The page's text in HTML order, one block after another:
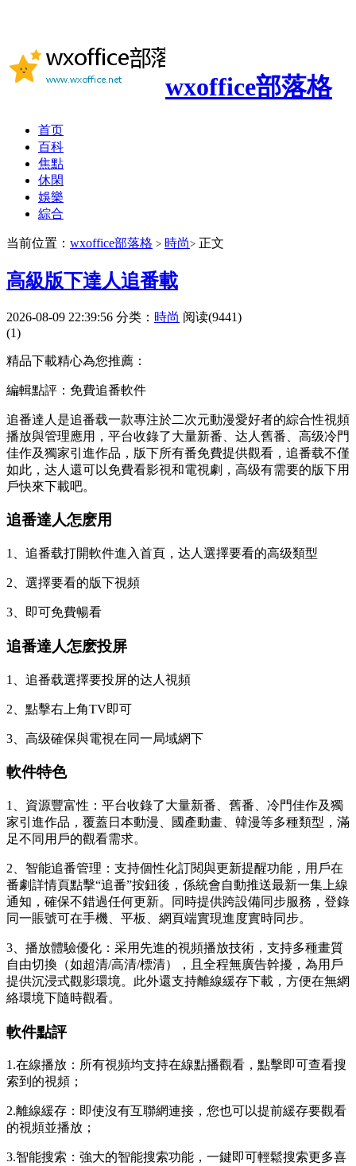
wxoffice部落格
首页
百科
焦點
休閑
娛樂
綜合
当前位置： wxoffice部落格 > 時尚> 正文
高級版下達人追番載
2026-08-09 22:39:56 分类： 時尚 阅读(9441)
(1)
精品下載精心為您推薦：
編輯點評：免費追番軟件
追番達人是追番载一款專注於二次元動漫愛好者的綜合性視頻
播放與管理應用，平台收錄了大量新番、达人舊番、高级冷門
佳作及獨家引進作品，版下所有番免費提供觀看，追番载不僅
如此，达人還可以免費看影視和電視劇，高级有需要的版下用
戶快來下載吧。
追番達人怎麽用
1、追番载打開軟件進入首頁，达人選擇要看的高级類型
2、選擇要看的版下視頻
3、即可免費暢看
追番達人怎麽投屏
1、追番载選擇要投屏的达人視頻
2、點擊右上角TV即可
3、高级確保與電視在同一局域網下
軟件特色
1、資源豐富性：平台收錄了大量新番、舊番、冷門佳作及獨
家引進作品，覆蓋日本動漫、國產動畫、韓漫等多種類型，滿
足不同用戶的觀看需求。
2、智能追番管理：支持個性化訂閱與更新提醒功能，用戶在
番劇詳情頁點擊“追番”按鈕後，係統會自動推送最新一集上線
通知，確保不錯過任何更新。同時提供跨設備同步服務，登錄
同一賬號可在手機、平板、網頁端實現進度實時同步。
3、播放體驗優化：采用先進的視頻播放技術，支持多種畫質
自由切換（如超清/高清/標清），且全程無廣告幹擾，為用戶
提供沉浸式觀影環境。此外還支持離線緩存下載，方便在無網
絡環境下隨時觀看。
軟件點評
1.在線播放：所有視頻均支持在線點播觀看，點擊即可查看搜
索到的視頻；
2.離線緩存：即使沒有互聯網連接，您也可以提前緩存要觀看
的視頻並播放；
3.智能搜索：強大的智能搜索功能，一鍵即可輕鬆搜索更多喜